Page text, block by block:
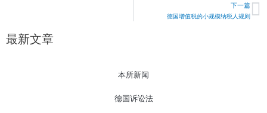
下一篇
德国增值税的小规模纳税人规则
最新文章
本所新闻
德国诉讼法